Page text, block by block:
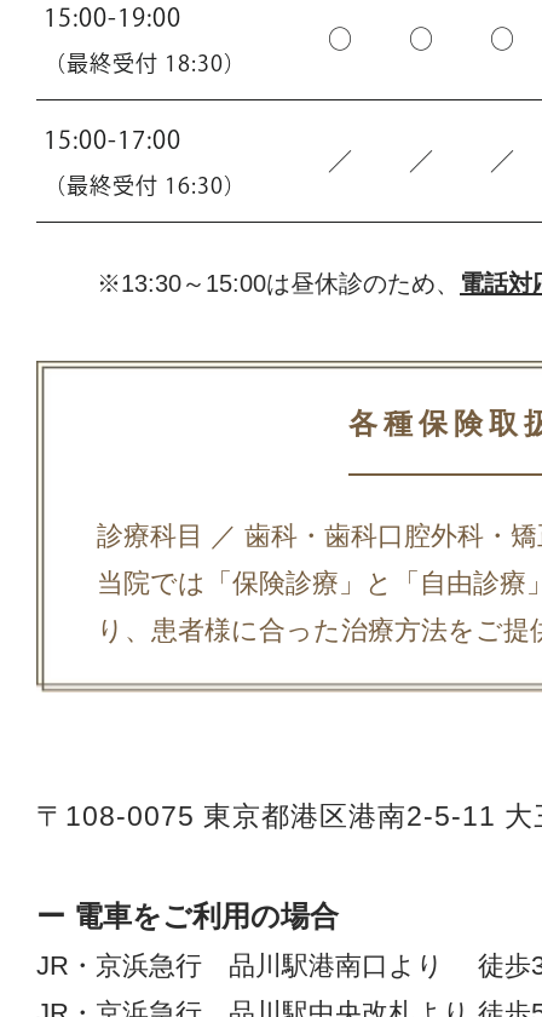
15:00-19:00
（最終受付 18:30）
○ ○ ○
15:00-17:00
（最終受付 16:30）
／ ／ ／
※13:30～15:00は昼休診のため、 電話対
各種保険取
診療科目 ／ 歯科・歯科口腔外科・
当院では「保険診療」と「自由診
り、患者様に合った治療方法をご
〒108-0075 東京都港区港南2-5-11
ー 電車をご利用の場合
JR・京浜急行 品川駅港南口より 徒歩